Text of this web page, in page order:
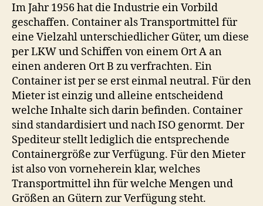
Im Jahr 1956 hat die Industrie ein Vorbild
geschaffen. Container als Transportmittel für
eine Vielzahl unterschiedlicher Güter, um diese
per LKW und Schiffen von einem Ort A an
einen anderen Ort B zu verfrachten. Ein
Container ist per se erst einmal neutral. Für den
Mieter ist einzig und alleine entscheidend
welche Inhalte sich darin befinden. Container
sind standardisiert und nach ISO genormt. Der
Spediteur stellt lediglich die entsprechende
Containergröße zur Verfügung. Für den Mieter
ist also von vorneherein klar, welches
Transportmittel ihn für welche Mengen und
Größen an Gütern zur Verfügung steht.